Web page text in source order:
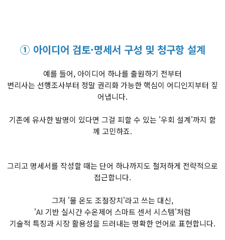
① 아이디어 검토·명세서 구성 및 청구항 설계
예를 들어, 아이디어 하나를 출원하기 전부터
변리사는 선행조사부터 정말 권리화 가능한 핵심이 어디인지부터 짚
어냅니다.
기존에 유사한 발명이 있다면 그걸 피할 수 있는 '우회 설계'까지 함
께 고민하죠.
그리고 명세서를 작성할 때는 단어 하나까지도 철저하게 전략적으로
접근합니다.
그저 '물 온도 조절장치'라고 쓰는 대신,
'AI 기반 실시간 수온제어 스마트 센서 시스템'처럼
기술적 특징과 시장 활용성을 드러내는 명확한 언어로 표현합니다.